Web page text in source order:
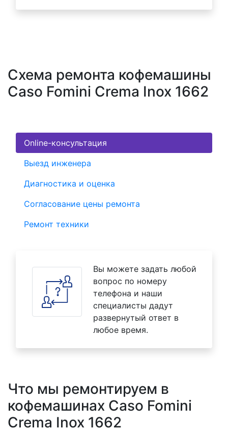
Схема ремонта кофемашины
Caso Fomini Crema Inox 1662
Online-консультация
Выезд инженера
Диагностика и оценка
Согласование цены ремонта
Ремонт техники
Вы можете задать любой
вопрос по номеру
телефона и наши
специалисты дадут
развернутый ответ в
любое время.
Что мы ремонтируем в
кофемашинах Caso Fomini
Crema Inox 1662